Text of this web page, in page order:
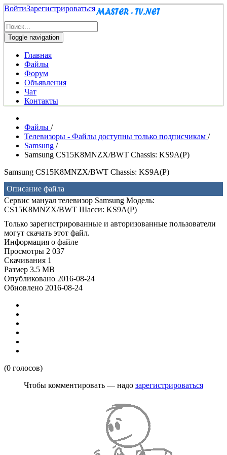
ВойтиЗарегистрироваться
Toggle navigation
Главная
Файлы
Форум
Объявления
Чат
Контакты
Файлы /
Телевизоры - Файлы доступны только подписчикам /
Samsung /
Samsung CS15K8MNZX/BWT Chassis: KS9A(P)
Samsung CS15K8MNZX/BWT Chassis: KS9A(P)
Описание файла
Сервис мануал телевизор Samsung Модель:
CS15K8MNZX/BWT Шасси: KS9A(P)
Только зарегистрированные и авторизованные пользователи
могут скачать этот файл.
Информация о файле
Просмотры 2 037
Скачивания 1
Размер 3.5 MB
Опубликовано 2016-08-24
Обновлено 2016-08-24
(0 голосов)
Чтобы комментировать — надо зарегистрироваться